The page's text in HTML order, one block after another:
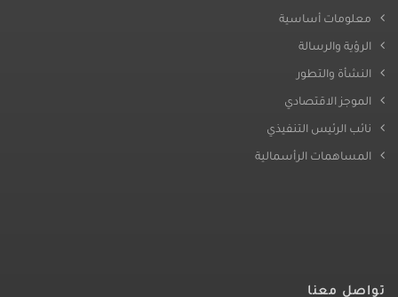
معلومات أساسية
الرؤية والرسالة
النشأة والتطور
الموجز الاقتصادي
نائب الرئيس التنفيذي
المساهمات الرأسمالية
تواصل معنا